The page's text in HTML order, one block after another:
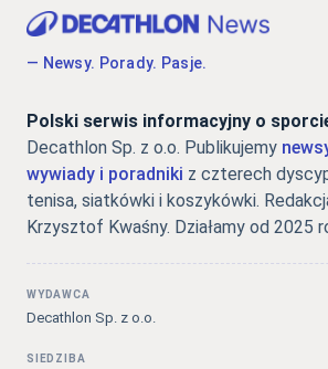
— Newsy. Porady. Pasje.
Polski serwis informacyjny o
Decathlon Sp. z o.o. Publikujemy
wywiady i poradniki z czterech
tenisa, siatkówki i koszykówki.
Krzysztof Kwaśny. Działamy od 2025
WYDAWCA
Decathlon Sp. z o.o.
SIEDZIBA